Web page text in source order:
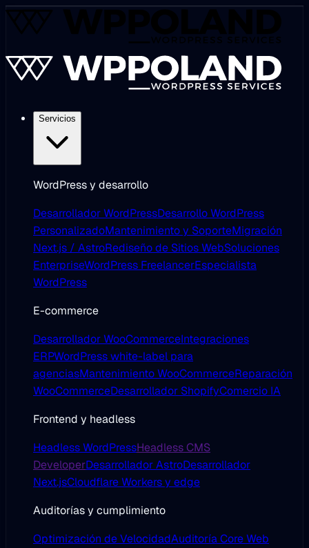
Servicios
WordPress y desarrollo
Desarrollador WordPressDesarrollo WordPress
PersonalizadoMantenimiento y SoporteMigración
Next.js / AstroRediseño de Sitios WebSoluciones
EnterpriseWordPress FreelancerEspecialista
WordPress
E-commerce
Desarrollador WooCommerceIntegraciones
ERPWordPress white-label para
agenciasMantenimiento WooCommerceReparación
WooCommerceDesarrollador ShopifyComercio IA
Frontend y headless
Headless WordPressHeadless CMS
DeveloperDesarrollador AstroDesarrollador
Next.jsCloudflare Workers y edge
Auditorías y cumplimiento
Optimización de VelocidadAuditoría Core Web